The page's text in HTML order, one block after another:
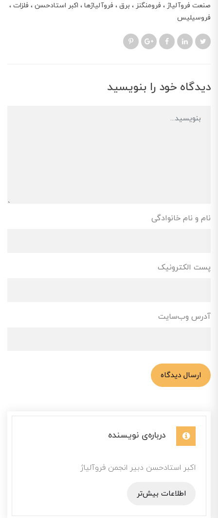
صنعت فروآلیاژ فرومنگنز برق فروآلیاژها اکبر استادحسن فلزات
فروسیلیس
دیدگاه خود را بنویسید
نام و نام خانوادگی
پست الکترونیک
آدرس وب‌سایت
ارسال دیدگاه
درباره‌ی نویسنده
اکبر استادحسن دبیر انجمن فروآلیاژ
اطلاعات بیش‌تر